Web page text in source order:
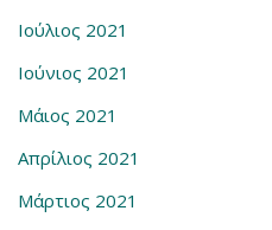
Ιούλιος 2021
Ιούνιος 2021
Μάιος 2021
Απρίλιος 2021
Μάρτιος 2021